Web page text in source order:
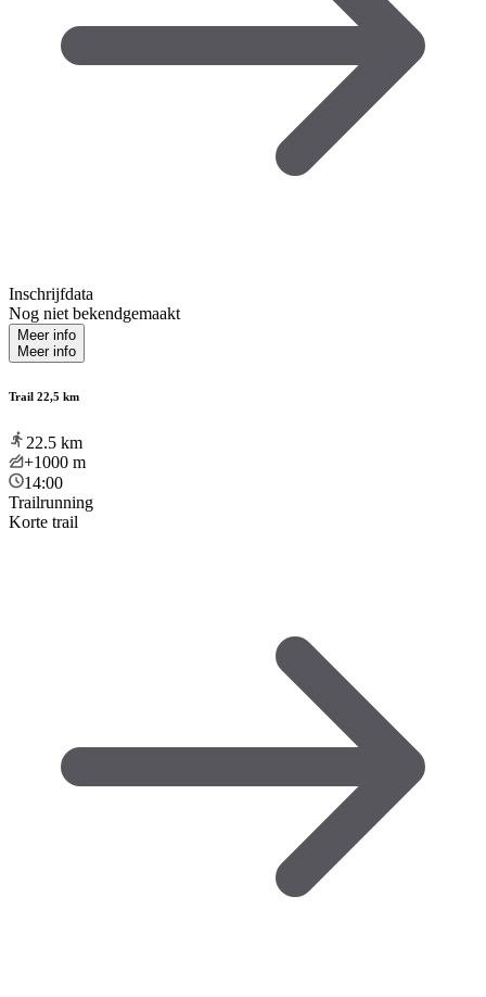
Inschrijfdata
Nog niet bekendgemaakt
Meer info
Meer info
Trail 22,5 km
22.5 km
+1000 m
14:00
Trailrunning
Korte trail